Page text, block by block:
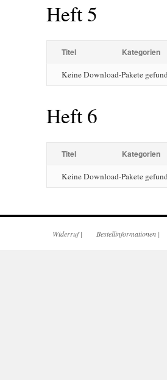
Heft 5
Titel Kategorien
Keine Download-Pakete
Heft 6
Titel Kategorien
Keine Download-Pakete
Widerruf| Bestellinformationen |